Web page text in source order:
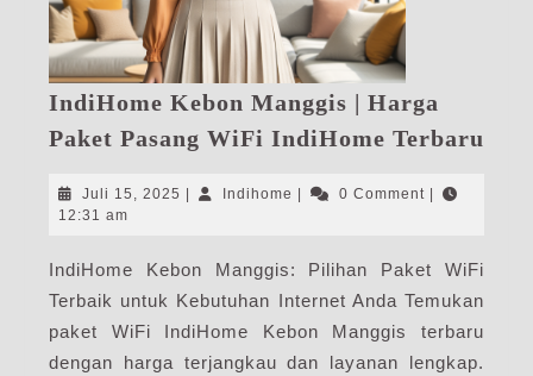
IndiHome Kebon Manggis | Harga
Paket Pasang WiFi IndiHome Terbaru
Juli 15, 2025 Juli
Indihome Indihome0 Comment
12:31 am
IndiHome Kebon Manggis: Pilihan Paket WiFi
Terbaik untuk Kebutuhan Internet Anda Temukan
paket WiFi IndiHome Kebon Manggis terbaru
dengan harga terjangkau dan layanan lengkap.